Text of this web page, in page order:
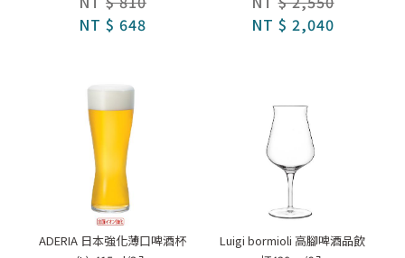
NT $ 648
NT $ 2,040
ADERIA 日本強化薄口啤酒杯
Luigi bormioli 高腳啤酒品飲